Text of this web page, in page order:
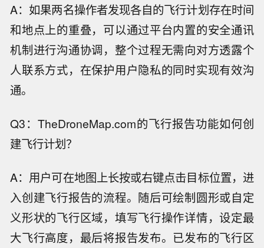
A：如果两名操作者发现各自的飞行计划存在时间
和地点上的重叠，可以通过平台内置的安全通讯
机制进行沟通协调，整个过程无需向对方透露个
人联系方式，在保护用户隐私的同时实现有效沟
通。
Q3：TheDroneMap.com的飞行报告功能如何创
建飞行计划？
A：用户可在地图上长按或右键点击目标位置，进
入创建飞行报告的流程。随后可绘制圆形或自定
义形状的飞行区域，填写飞行操作详情，设定最
大飞行高度，最后将报告发布。已发布的飞行区